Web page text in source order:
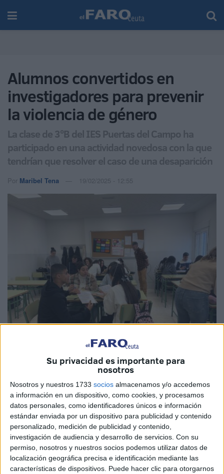
Su privacidad es importante para
nosotros
Nosotros y nuestros 1733 socios almacenamos y/o accedemos
a información en un dispositivo, como cookies, y procesamos
datos personales, como identificadores únicos e información
estándar enviada por un dispositivo para publicidad y contenido
personalizado, medición de publicidad y contenido,
investigación de audiencia y desarrollo de servicios. Con su
permiso, nosotros y nuestros socios podemos utilizar datos de
localización geográfica precisa e identificación mediante las
características de dispositivos. Puede hacer clic para otorgarnos
Alumnos convertidos en
investigadores para prevenir
la violencia de género
La clase de 3ºB del IES Puertas del Campo ha
participado en una actividad novedosa con la que
tendrían que resolver el caso de una desaparición
Por Maribel Tena 19/02/2025 - 12:55
Fotos: Maribel Tena
Investigadores durante unas horas. En eso se han
convertido los alumnos de 3º ESO B delIES Puertas del
Campode Ceuta que han participado en el scape-class
Tirando del hilo, una actividad con la que se pretende
prevenir la violencia de género en el
ámbito educativo.